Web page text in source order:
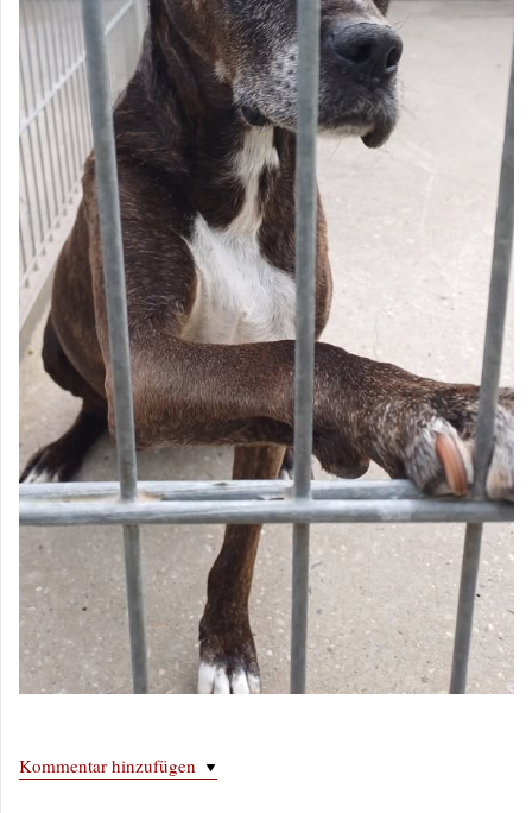
Kommentar hinzufügen